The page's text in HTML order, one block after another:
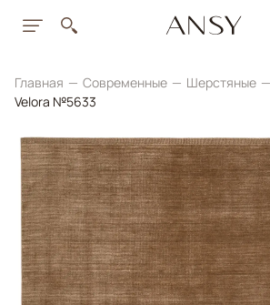
Главная Современные Шерстяные
Velora №5633